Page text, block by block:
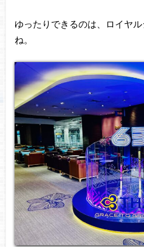
ゆったりできるのは、ロイヤ
ね。